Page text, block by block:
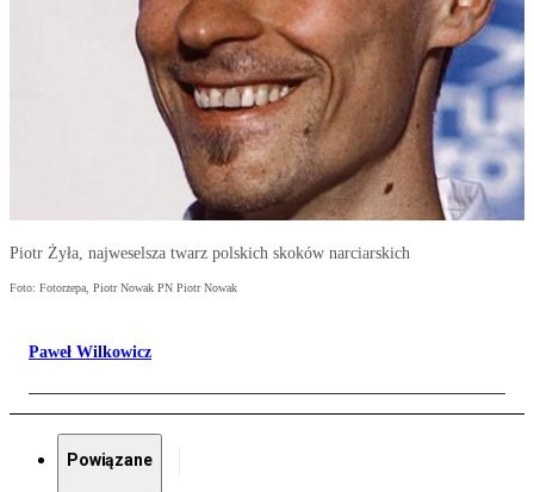
Piotr Żyła, najweselsza twarz polskich skoków narciarskich
Foto: Fotorzepa, Piotr Nowak PN Piotr Nowak
Paweł Wilkowicz
Powiązane